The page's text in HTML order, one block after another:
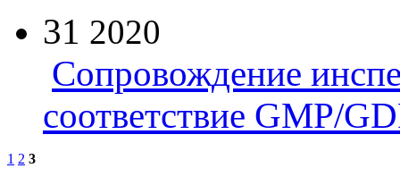
31 2020
Сопровождение
соответствие GMP/
1 2 3